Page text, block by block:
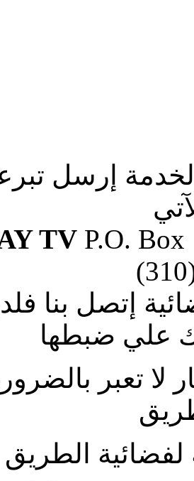
إرسل
TVP.O. Box
إتصل بنا
علي ضبطها
لا تعبر
الطريق